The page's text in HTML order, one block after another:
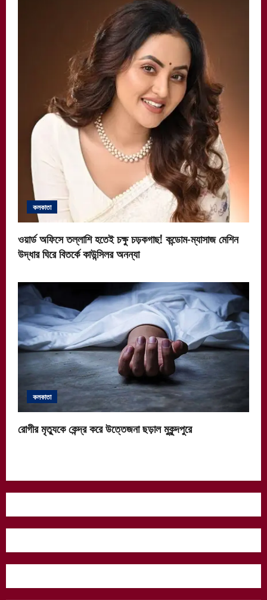
কলকাতা
ওয়ার্ড অফিসে তল্লাশি হতেই চক্ষু চড়কগাছ! কন্ডোম-ম্যাসাজ মেশিন
উদ্ধার ঘিরে বিতর্কে কাউন্সিলর অনন্যা
কলকাতা
রোগীর মৃত্যুকে কেন্দ্র করে উত্তেজনা ছড়াল মুকুন্দপুরে